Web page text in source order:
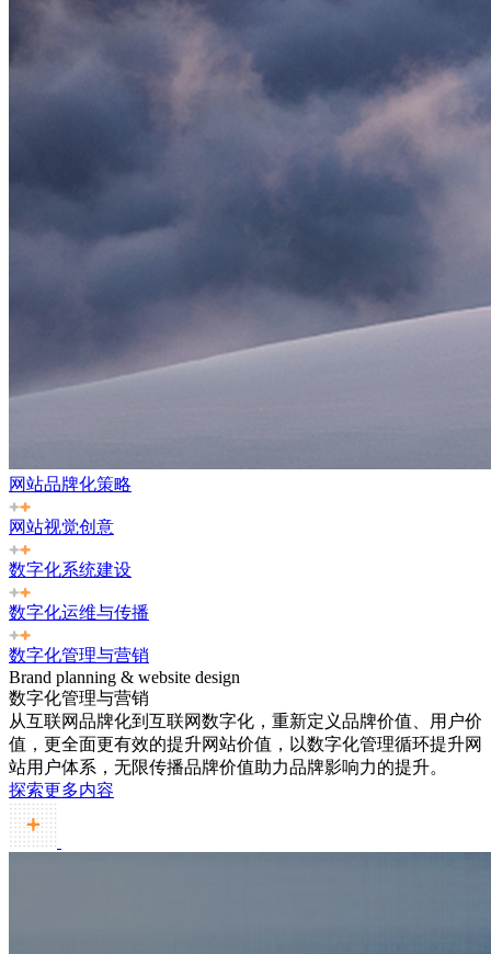
网站品牌化策略
网站视觉创意
数字化系统建设
数字化运维与传播
数字化管理与营销
Brand planning & website design
数字化管理与营销
从互联网品牌化到互联网数字化，重新定义品牌价值、用户价
值，更全面更有效的提升网站价值，以数字化管理循环提升网
站用户体系，无限传播品牌价值助力品牌影响力的提升。
探索更多内容